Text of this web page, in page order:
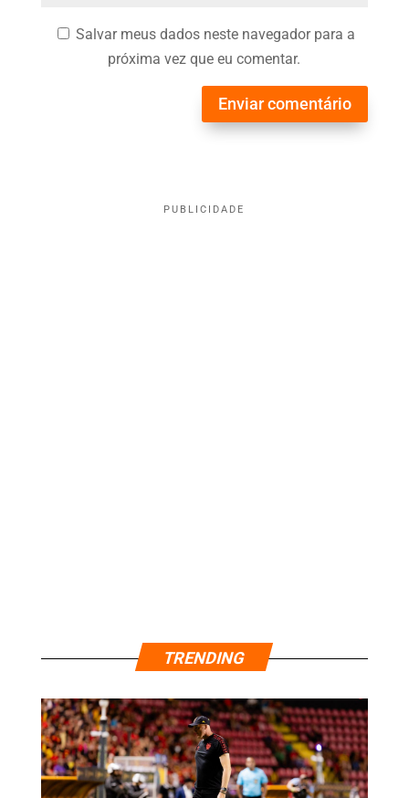
Salvar meus dados neste navegador para a
próxima vez que eu comentar.
Enviar comentário
PUBLICIDADE
TRENDING